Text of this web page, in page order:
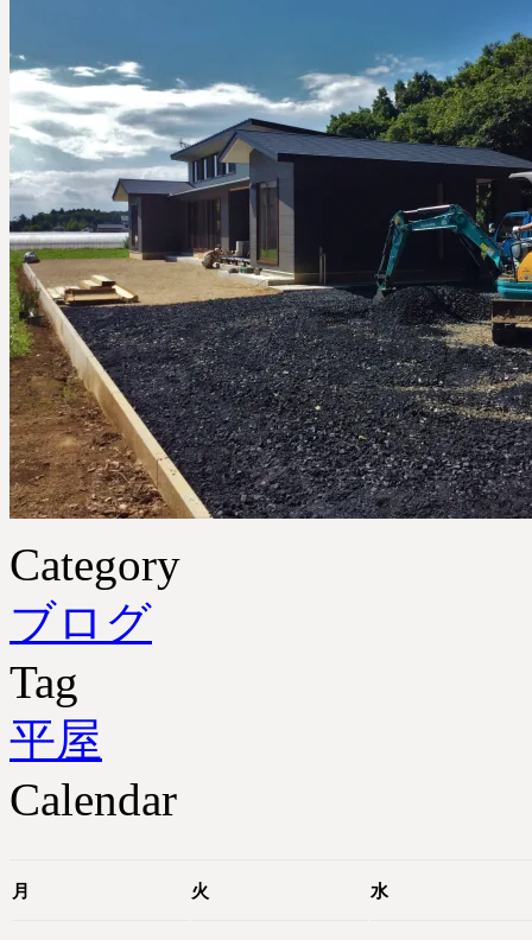
Category
ブログ
Tag
平屋
Calendar
月 火 水